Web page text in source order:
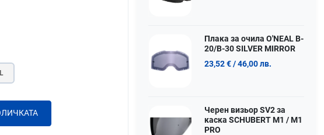
L
Плака за очила O'NEAL B-
20/B-30 SILVER MIRROR
23,52 €/ 46,00 лв.
Черен визьор SV2 за
каска SCHUBERT M1 / M1
PRO